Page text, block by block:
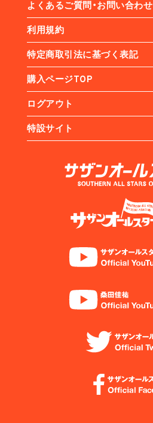
よくあるご質問・お問い合わせ
利用規約
特定商取引法に基づく表記
購入ページTOP
ログアウト
特設サイト